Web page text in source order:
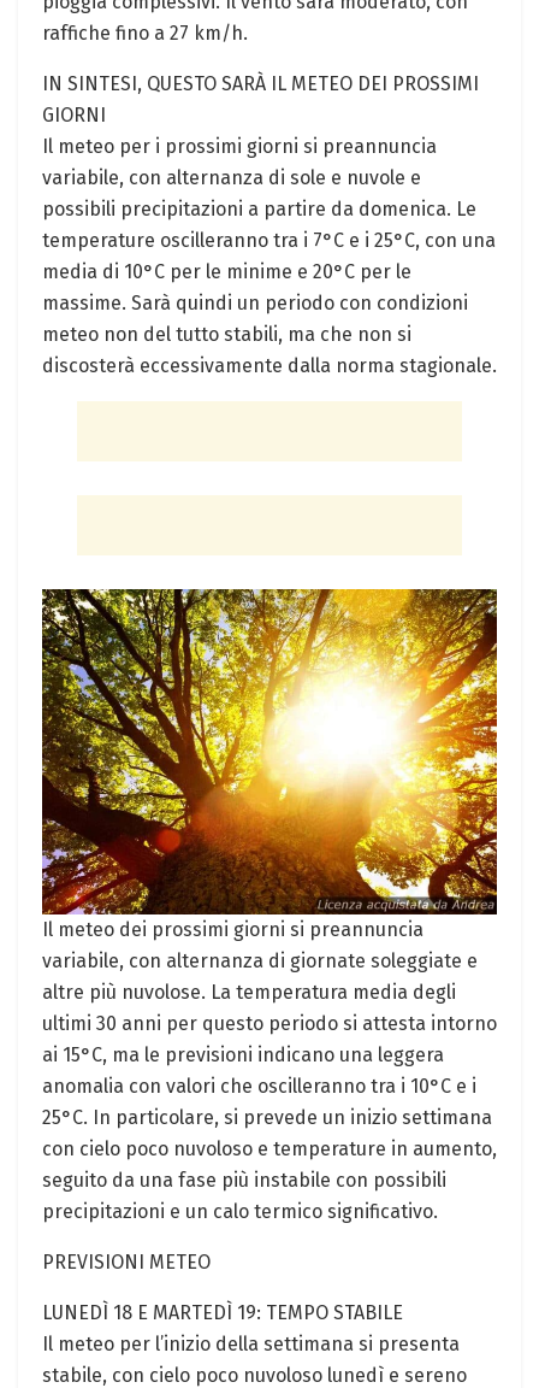
raffiche fino a 27 km/h.
IN SINTESI, QUESTO SARÀ IL METEO DEI PROSSIMI
GIORNI
Il meteo per i prossimi giorni si preannuncia
variabile, con alternanza di sole e nuvole e
possibili precipitazioni a partire da domenica. Le
temperature oscilleranno tra i 7°C e i 25°C, con una
media di 10°C per le minime e 20°C per le
massime. Sarà quindi un periodo con condizioni
meteo non del tutto stabili, ma che non si
discosterà eccessivamente dalla norma stagionale.
Il meteo dei prossimi giorni si preannuncia
variabile, con alternanza di giornate soleggiate e
altre più nuvolose. La temperatura media degli
ultimi 30 anni per questo periodo si attesta intorno
ai 15°C, ma le previsioni indicano una leggera
anomalia con valori che oscilleranno tra i 10°C e i
25°C. In particolare, si prevede un inizio settimana
con cielo poco nuvoloso e temperature in aumento,
seguito da una fase più instabile con possibili
precipitazioni e un calo termico significativo.
PREVISIONI METEO
LUNEDÌ 18 E MARTEDÌ 19: TEMPO STABILE
Il meteo per l’inizio della settimana si presenta
stabile, con cielo poco nuvoloso lunedì e sereno